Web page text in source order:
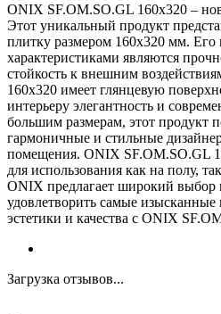
ONIX SF.OM.SO.GL 160х320 –
Этот уникальный продукт
плитку размером 160х320 мм. Его
характеристиками являются
стойкость к внешним
160х320 имеет глянцевую
интерьеру элегантность и
большим размерам, этот продукт
гармоничные и стильные
помещения. ONIX SF.OM.SO.GL
для использования как на полу,
ONIX предлагает широкий выбор
удовлетворить самые
эстетики и качества с ONIX
Загрузка отзывов...